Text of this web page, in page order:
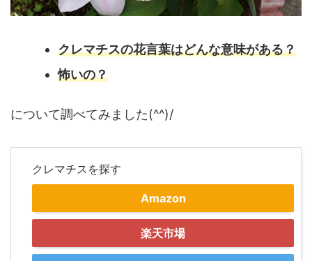
クレマチスの花言葉はどんな意味がある？
怖いの？
について調べてみました(^^)/
クレマチスを探す
Amazon
楽天市場